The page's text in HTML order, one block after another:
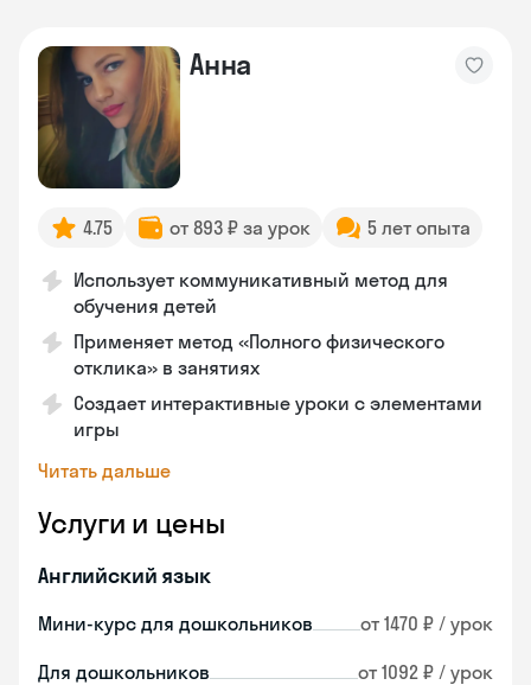
Анна
4.75 от 893 ₽ за урок 5 лет опыта
Использует коммуникативный метод для
обучения детей
Применяет метод «Полного физического
отклика» в занятиях
Создает интерактивные уроки с элементами
игры
Читать дальше
Услуги и цены
Английский язык
Мини-курс для дошкольников от 1470 ₽ / урок
Для дошкольников от 1092 ₽ / урок